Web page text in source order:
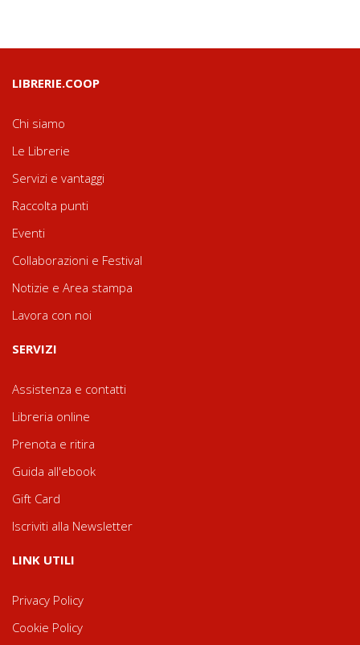
LIBRERIE.COOP
Chi siamo
Le Librerie
Servizi e vantaggi
Raccolta punti
Eventi
Collaborazioni e Festival
Notizie e Area stampa
Lavora con noi
SERVIZI
Assistenza e contatti
Libreria online
Prenota e ritira
Guida all'ebook
Gift Card
Iscriviti alla Newsletter
LINK UTILI
Privacy Policy
Cookie Policy